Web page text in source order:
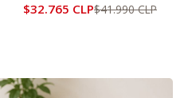
$32.765 CLP$41.990 CLP